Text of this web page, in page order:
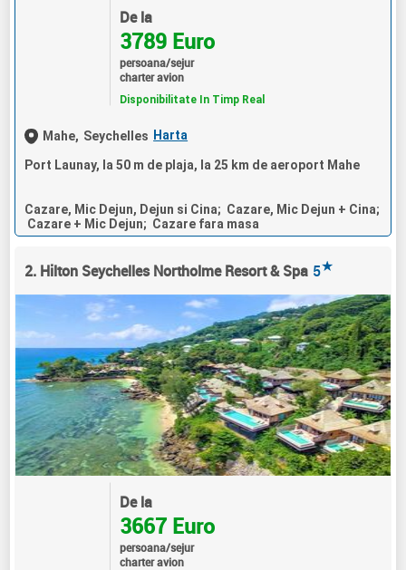
De la
3789 Euro
persoana/sejur
charter avion
Disponibilitate In Timp Real
Mahe, Seychelles Harta
Port Launay, la 50 m de plaja, la 25 km de aeroport Mahe
Cazare, Mic Dejun, Dejun si Cina; Cazare, Mic Dejun + Cina;
Cazare + Mic Dejun; Cazare fara masa
2. Hilton Seychelles Northolme Resort & Spa 5★
De la
3667 Euro
persoana/sejur
charter avion